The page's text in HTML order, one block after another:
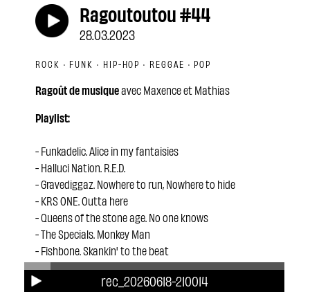
rec_20260618-210014
Ragoutoutou #44
28.03.2023
ROCK · FUNK · HIP-HOP · REGGAE · POP
Ragoût de musiqueavec Maxence et Mathias
Playlist:
- Funkadelic. Alice in my fantaisies
- Halluci Nation. R.E.D.
- Gravediggaz. Nowhere to run, Nowhere to hide
- KRS ONE. Outta here
- Queens of the stone age. No one knows
- The Specials. Monkey Man
- Fishbone. Skankin' to the beat
- !!!. Pardon my freedom
- Jeff Parker. Cliche